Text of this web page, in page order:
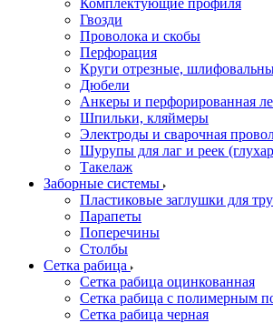
Комплектующие профиля
Гвозди
Проволока и скобы
Перфорация
Круги отрезные,
Дюбели
Анкеры и перфорированная
Шпильки, кляймеры
Электроды и сварочная
Шурупы для лаг и реек
Такелаж
Заборные системы
Пластиковые заглушки для
Парапеты
Поперечины
Столбы
Сетка рабица
Сетка рабица оцинкованная
Сетка рабица с полимерным
Сетка рабица черная